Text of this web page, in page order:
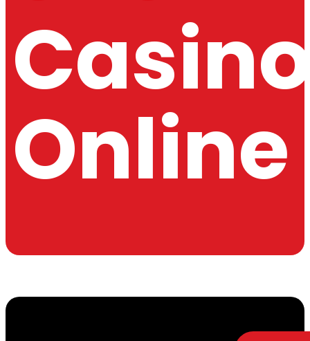
Online